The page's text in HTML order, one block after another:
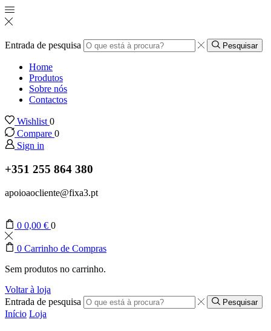
Entrada de pesquisa Pesquisar
Home
Produtos
Sobre nós
Contactos
Wishlist 0
Compare 0
Sign in
+351 255 864 380
apoioaocliente@fixa3.pt
0 0,00 € 0
0 Carrinho de Compras
Sem produtos no carrinho.
Voltar à loja
Entrada de pesquisa
Pesquisar
Início Loja